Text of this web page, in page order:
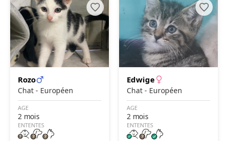
Rozo
Chat - Européen
AGE
2 mois
ENTENTES
Edwige
Chat - Européen
AGE
2 mois
ENTENTES